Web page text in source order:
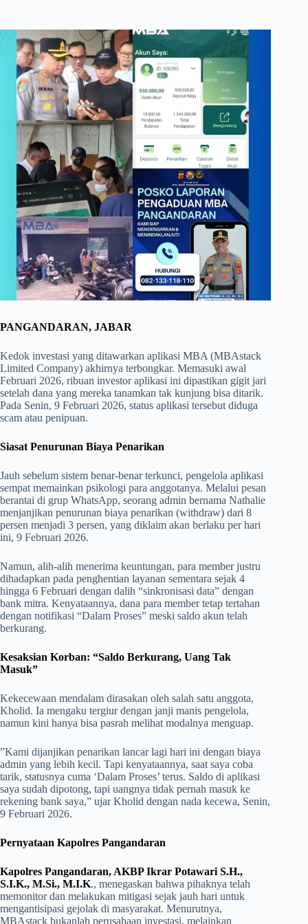
PANGANDARAN, JABAR
Kedok investasi yang ditawarkan aplikasi MBA (MBAstack
Limited Company) akhirnya terbongkar. Memasuki awal
Februari 2026, ribuan investor aplikasi ini dipastikan gigit jari
setelah dana yang mereka tanamkan tak kunjung bisa ditarik.
Pada Senin, 9 Februari 2026, status aplikasi tersebut diduga
scam atau penipuan.
Siasat Penurunan Biaya Penarikan
​Jauh sebelum sistem benar-benar terkunci, pengelola aplikasi
sempat memainkan psikologi para anggotanya. Melalui pesan
berantai di grup WhatsApp, seorang admin bernama Nathalie
menjanjikan penurunan biaya penarikan (withdraw) dari 8
persen menjadi 3 persen, yang diklaim akan berlaku per hari
ini, 9 Februari 2026.
​Namun, alih-alih menerima keuntungan, para member justru
dihadapkan pada penghentian layanan sementara sejak 4
hingga 6 Februari dengan dalih “sinkronisasi data” dengan
bank mitra. Kenyataannya, dana para member tetap tertahan
dengan notifikasi “Dalam Proses” meski saldo akun telah
berkurang.
Kesaksian Korban: “Saldo Berkurang, Uang Tak
Masuk”
​Kekecewaan mendalam dirasakan oleh salah satu anggota,
Kholid. Ia mengaku tergiur dengan janji manis pengelola,
namun kini hanya bisa pasrah melihat modalnya menguap.
​”Kami dijanjikan penarikan lancar lagi hari ini dengan biaya
admin yang lebih kecil. Tapi kenyataannya, saat saya coba
tarik, statusnya cuma ‘Dalam Proses’ terus. Saldo di aplikasi
saya sudah dipotong, tapi uangnya tidak pernah masuk ke
rekening bank saya,” ujar Kholid dengan nada kecewa, Senin,
9 Februari 2026.
Pernyataan Kapolres Pangandaran
Kapolres Pangandaran, AKBP Ikrar Potawari S.H.,
S.I.K., M.Si., M.I.K., menegaskan bahwa pihaknya telah
memonitor dan melakukan mitigasi sejak jauh hari untuk
mengantisipasi gejolak di masyarakat. Menurutnya,
MBAstack bukanlah perusahaan investasi, melainkan